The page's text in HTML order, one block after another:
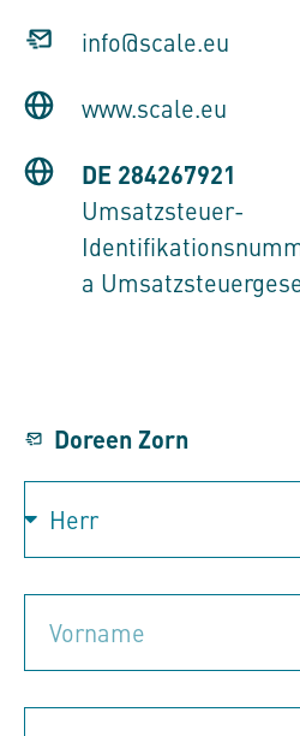
info@scale.eu
www.scale.eu
DE 284267921
Umsatzsteuer-
a
Doreen Zorn